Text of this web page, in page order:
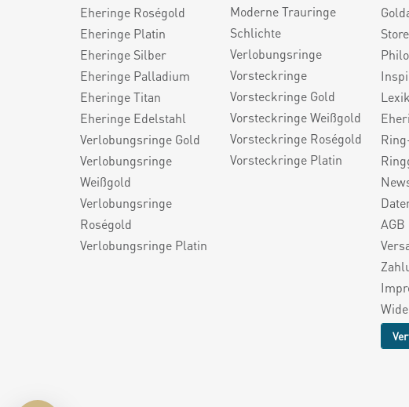
Eheringe Roségold
Eheringe Platin
Eheringe Silber
Eheringe Palladium
Eheringe Titan
Eheringe Edelstahl
Verlobungsringe Gold
Verlobungsringe
Weißgold
Verlobungsringe
Roségold
Verlobungsringe Platin
Moderne Trauringe
Schlichte
Verlobungsringe
Vorsteckringe
Vorsteckringe Gold
Vorsteckringe Weißgold
Vorsteckringe Roségold
Vorsteckringe Platin
AGB